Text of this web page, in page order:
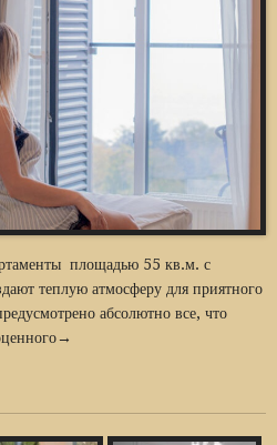
площадью 55 кв.м. с
теплую атмосферу для приятного
абсолютно все, что